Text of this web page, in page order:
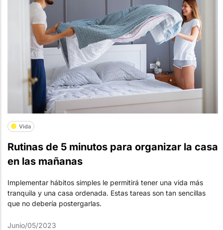
Vida
Rutinas de 5 minutos para organizar la casa
en las mañanas
Implementar hábitos simples le permitirá tener una vida más
tranquila y una casa ordenada. Estas tareas son tan sencillas
que no debería postergarlas.
Junio/05/2023